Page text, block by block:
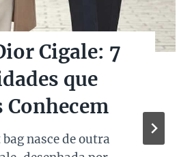
de
Luxo na
dos Pais
de cores de bolsas,